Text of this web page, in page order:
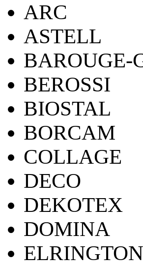
ARC
ASTELL
BAROUGE-
BEROSSI
BIOSTAL
BORCAM
COLLAGE
DECO
DEKOTEX
DOMINA
ELRINGTON